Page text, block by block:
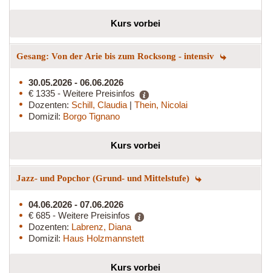
Kurs vorbei
Gesang: Von der Arie bis zum Rocksong - intensiv
30.05.2026 - 06.06.2026
€ 1335 - Weitere Preisinfos
Dozenten: Schill, Claudia | Thein, Nicolai
Domizil: Borgo Tignano
Kurs vorbei
Jazz- und Popchor (Grund- und Mittelstufe)
04.06.2026 - 07.06.2026
€ 685 - Weitere Preisinfos
Dozenten: Labrenz, Diana
Domizil: Haus Holzmannstett
Kurs vorbei